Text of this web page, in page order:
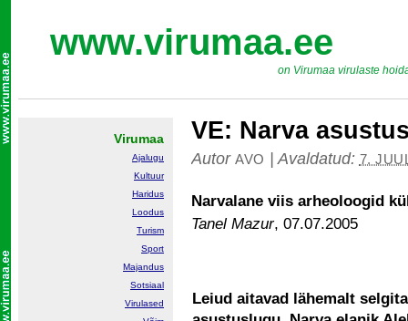
www.virumaa.ee
on Virumaa virulaste
VE: Narva
Autor AVO |Avaldatud: 7.
Narvalane viis arheoloogid
Tanel Mazur, 07.07.2005
Leiud aitavad lähemalt
Virumaa
Ajalugu
Kultuur
Haridus
Loodus
Turism
Sport
Majandus
Sotsiaal
Virulased